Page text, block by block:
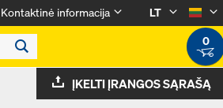
Kontaktinė informacija
LT
0
ĮKELTI ĮRANGOS SĄRAŠĄ